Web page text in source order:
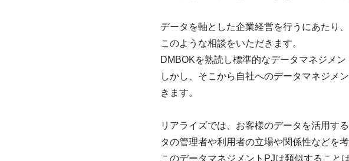
データを軸とした企業経営を行うにあたり、
このような相談をいただきます。
DMBOKを熟読し標準的なデータマネジメン
しかし、 そこから自社へのデータマネジメ
きます。
リアライズでは、お客様のデータを活用する
タの管理者や利用者の立場や関係性などを
このデータマネジメントPJは類似すること